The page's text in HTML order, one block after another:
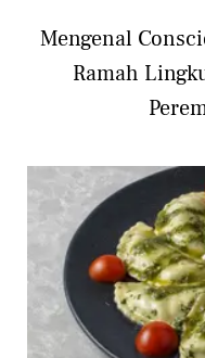
Mengenal
Ramah